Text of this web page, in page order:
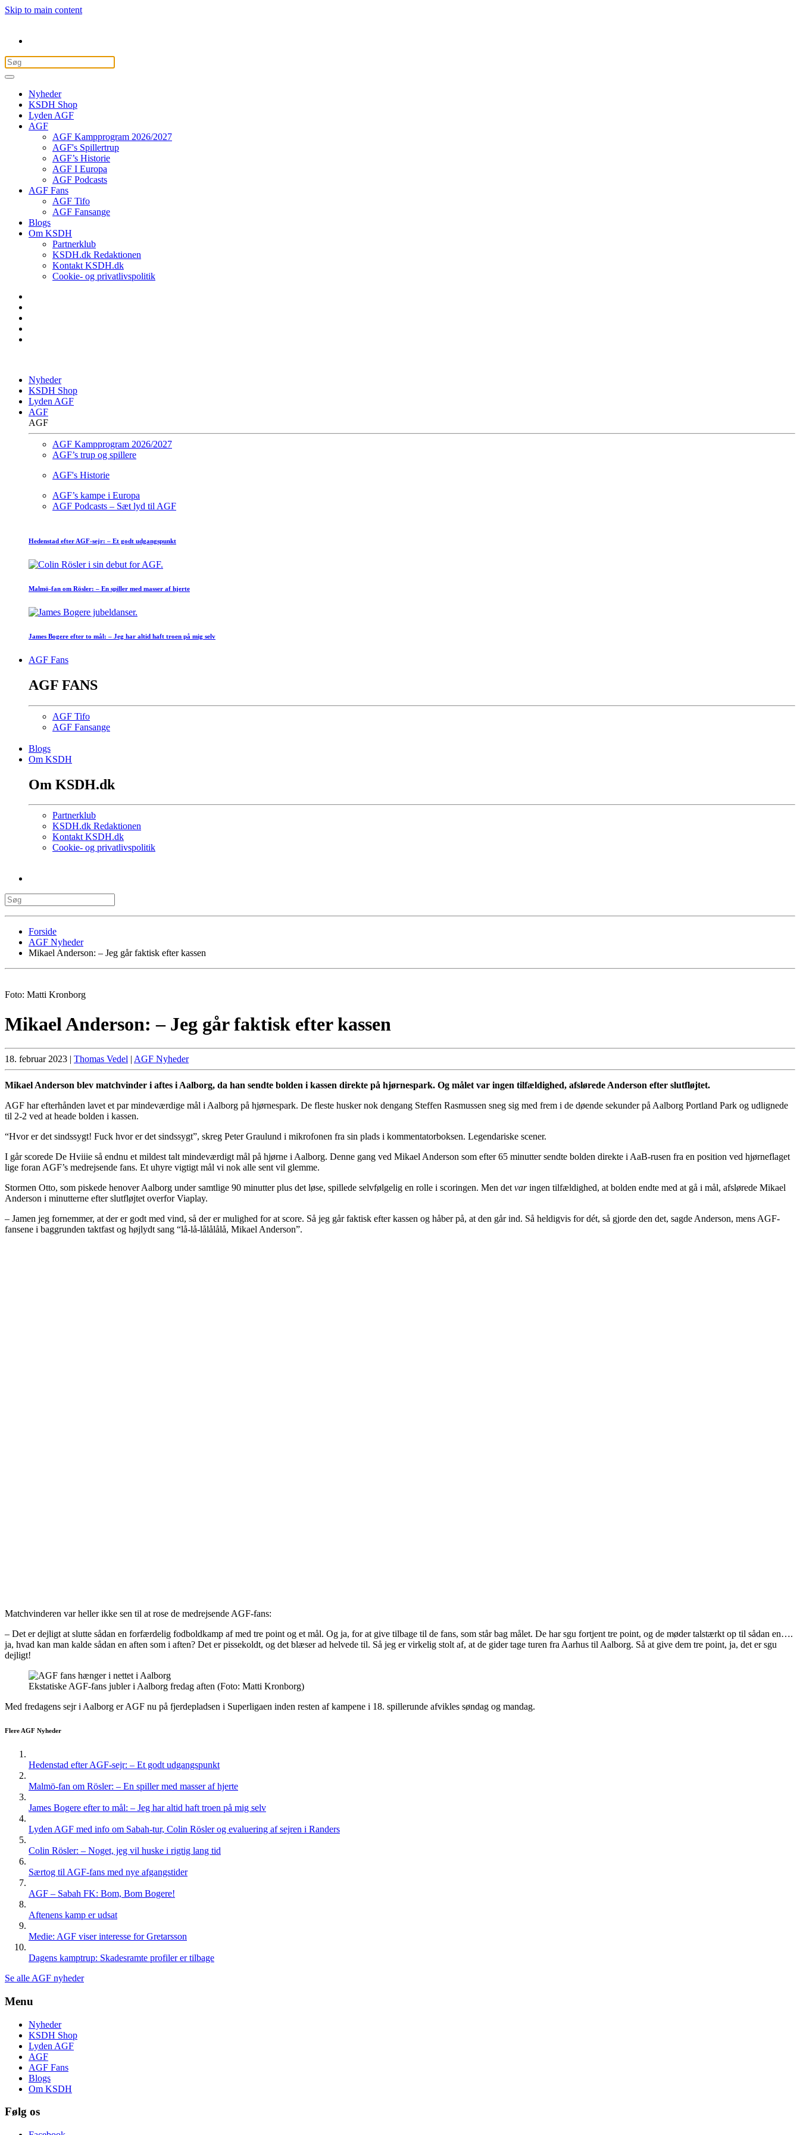
Skip to main content
Nyheder
KSDH Shop
Lyden AGF
AGF
AGF Kampprogram 2026/2027
AGF's Spillertrup
AGF’s Historie
AGF I Europa
AGF Podcasts
AGF Fans
AGF Tifo
AGF Fansange
Blogs
Om KSDH
Partnerklub
KSDH.dk Redaktionen
Kontakt KSDH.dk
Cookie- og privatlivspolitik
Nyheder
KSDH Shop
Lyden AGF
AGF
AGF
AGF Kampprogram 2026/2027
AGF’s trup og spillere
AGF's Historie
AGF’s kampe i Europa
AGF Podcasts – Sæt lyd til AGF
Hedenstad efter AGF-sejr: – Et godt udgangspunkt
Malmö-fan om Rösler: – En spiller med masser af hjerte
James Bogere efter to mål: – Jeg har altid haft troen på mig selv
AGF Fans
AGF FANS
AGF Tifo
AGF Fansange
Blogs
Om KSDH
Om KSDH.dk
Partnerklub
KSDH.dk Redaktionen
Kontakt KSDH.dk
Cookie- og privatlivspolitik
Forside
AGF Nyheder
Mikael Anderson: – Jeg går faktisk efter kassen
Foto: Matti Kronborg
Mikael Anderson: – Jeg går faktisk efter kassen
18. februar 2023 | Thomas Vedel | AGF Nyheder
Mikael Anderson blev matchvinder i aftes i Aalborg, da han sendte bolden i kassen direkte på hjørnespark. Og målet var ingen tilfældighed, afslørede Anderson efter slutfløjtet.
AGF har efterhånden lavet et par mindeværdige mål i Aalborg på hjørnespark. De fleste husker nok dengang Steffen Rasmussen sneg sig med frem i de døende sekunder på Aalborg Portland Park og udlignede
til 2-2 ved at heade bolden i kassen.
“Hvor er det sindssygt! Fuck hvor er det sindssygt”, skreg Peter Graulund i mikrofonen fra sin plads i kommentatorboksen. Legendariske scener.
I går scorede De Hviiie så endnu et mildest talt mindeværdigt mål på hjørne i Aalborg. Denne gang ved Mikael Anderson som efter 65 minutter sendte bolden direkte i AaB-rusen fra en position ved hjørneflaget
lige foran AGF’s medrejsende fans. Et uhyre vigtigt mål vi nok alle sent vil glemme.
Stormen Otto, som piskede henover Aalborg under samtlige 90 minutter plus det løse, spillede selvfølgelig en rolle i scoringen. Men det varingen tilfældighed, at bolden endte med at gå i mål, afslørede Mikael
Anderson i minutterne efter slutfløjtet overfor Viaplay.
– Jamen jeg fornemmer, at der er godt med vind, så der er mulighed for at score. Så jeg går faktisk efter kassen og håber på, at den går ind. Så heldigvis for dét, så gjorde den det, sagde Anderson, mens AGF-
fansene i baggrunden taktfast og højlydt sang “lå-lå-lålålålå, Mikael Anderson”.
Matchvinderen var heller ikke sen til at rose de medrejsende AGF-fans:
– Det er dejligt at slutte sådan en forfærdelig fodboldkamp af med tre point og et mål. Og ja, for at give tilbage til de fans, som står bag målet. De har sgu fortjent tre point, og de møder talstærkt op til sådan en….
ja, hvad kan man kalde sådan en aften som i aften? Det er pissekoldt, og det blæser ad helvede til. Så jeg er virkelig stolt af, at de gider tage turen fra Aarhus til Aalborg. Så at give dem tre point, ja, det er sgu
dejligt!
Ekstatiske AGF-fans jubler i Aalborg fredag aften (Foto: Matti Kronborg)
Med fredagens sejr i Aalborg er AGF nu på fjerdepladsen i Superligaen inden resten af kampene i 18. spillerunde afvikles søndag og mandag.
Flere AGF Nyheder
Hedenstad efter AGF-sejr: – Et godt udgangspunkt
Malmö-fan om Rösler: – En spiller med masser af hjerte
James Bogere efter to mål: – Jeg har altid haft troen på mig selv
Lyden AGF med info om Sabah-tur, Colin Rösler og evaluering af sejren i Randers
Colin Rösler: – Noget, jeg vil huske i rigtig lang tid
Særtog til AGF-fans med nye afgangstider
AGF – Sabah FK: Bom, Bom Bogere!
Aftenens kamp er udsat
Medie: AGF viser interesse for Gretarsson
Dagens kamptrup: Skadesramte profiler er tilbage
Se alle AGF nyheder
Menu
Nyheder
KSDH Shop
Lyden AGF
AGF
AGF Fans
Blogs
Om KSDH
Følg os